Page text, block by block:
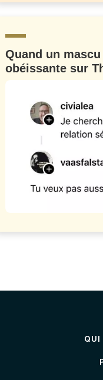
Quand un
obéissante sur
QUI